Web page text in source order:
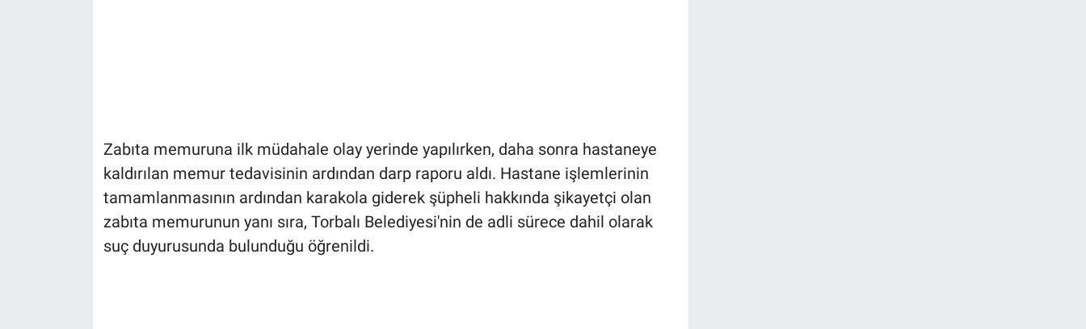
Zabıta memuruna ilk müdahale olay yerinde yapılırken, daha sonra hastaneye
kaldırılan memur tedavisinin ardından darp raporu aldı. Hastane işlemlerinin
tamamlanmasının ardından karakola giderek şüpheli hakkında şikayetçi olan
zabıta memurunun yanı sıra, Torbalı Belediyesi'nin de adli sürece dahil olarak
suç duyurusunda bulunduğu öğrenildi.